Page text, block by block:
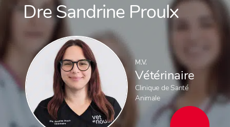
Dre Sandrine Proulx
M.V.
Vétérinaire
Clinique de Santé
Animale